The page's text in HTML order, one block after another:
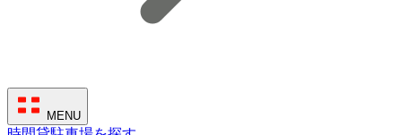
MENU